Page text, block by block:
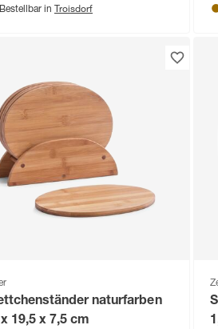
Bestellbar in Troisdorf
naturfarben
19,5 x 7,5 cm